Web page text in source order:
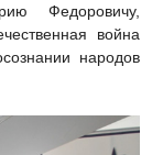
Федоровичу,
война
народов